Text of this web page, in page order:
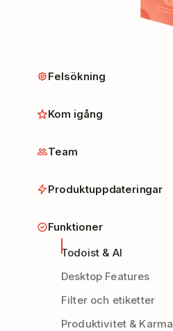
Felsökning
Kom igång
Team
Produktuppdateringar
Funktioner
Todoist & AI
Desktop Features
Filter och etiketter
Produktivitet & Karma